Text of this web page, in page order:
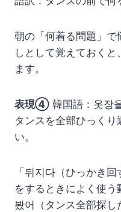
朝の「何着る問題」で
しとして覚えておくと
ます。
表現④ 韓国語：옷장
タンスを全部ひっく
い。
「뒤지다（ひっかき
をするときによく使
봤어（タンス全部探し